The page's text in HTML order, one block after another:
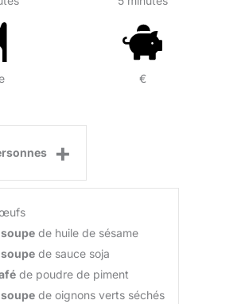
€
+
de huile de sésame
de sauce soja
de poudre de piment
de oignons verts séchés